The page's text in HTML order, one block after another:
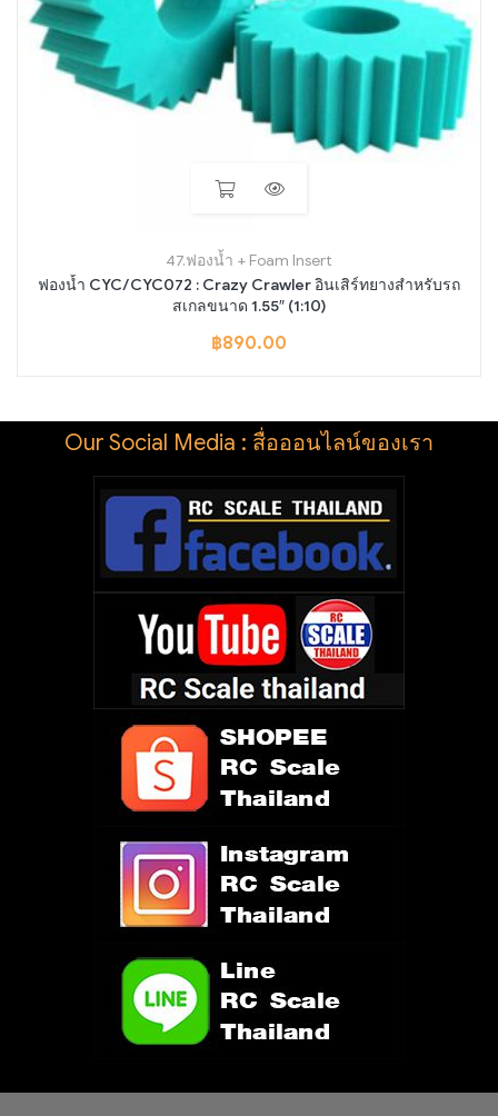
47.ฟองน้ำ + Foam Insert
ฟองน้ำ CYC/CYC072 : Crazy Crawler อินเสิร์ทยางสำหรับรถ
สเกลขนาด 1.55″ (1:10)
฿890.00
Our Social Media : สื่อออนไลน์ของเรา